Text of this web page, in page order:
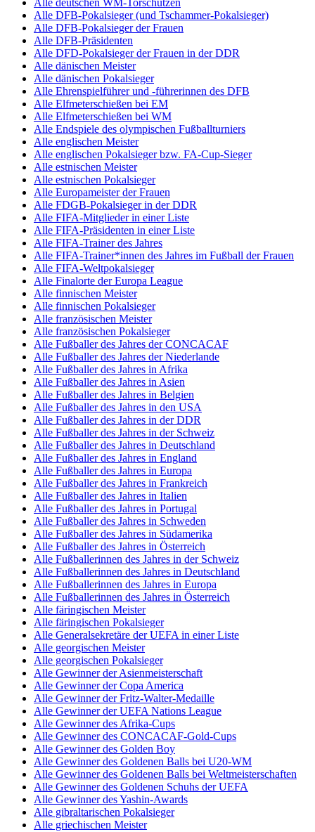
Alle DFB-Pokalsieger (und Tschammer-Pokalsieger)
Alle DFB-Pokalsieger der Frauen
Alle DFB-Präsidenten
Alle DFD-Pokalsieger der Frauen in der DDR
Alle dänischen Meister
Alle dänischen Pokalsieger
Alle Ehrenspielführer und -führerinnen des DFB
Alle Elfmeterschießen bei EM
Alle Elfmeterschießen bei WM
Alle Endspiele des olympischen Fußballturniers
Alle englischen Meister
Alle englischen Pokalsieger bzw. FA-Cup-Sieger
Alle estnischen Meister
Alle estnischen Pokalsieger
Alle Europameister der Frauen
Alle FDGB-Pokalsieger in der DDR
Alle FIFA-Mitglieder in einer Liste
Alle FIFA-Präsidenten in einer Liste
Alle FIFA-Trainer des Jahres
Alle FIFA-Trainer*innen des Jahres im Fußball der Frauen
Alle FIFA-Weltpokalsieger
Alle Finalorte der Europa League
Alle finnischen Meister
Alle finnischen Pokalsieger
Alle französischen Meister
Alle französischen Pokalsieger
Alle Fußballer des Jahres der CONCACAF
Alle Fußballer des Jahres der Niederlande
Alle Fußballer des Jahres in Afrika
Alle Fußballer des Jahres in Asien
Alle Fußballer des Jahres in Belgien
Alle Fußballer des Jahres in den USA
Alle Fußballer des Jahres in der DDR
Alle Fußballer des Jahres in der Schweiz
Alle Fußballer des Jahres in Deutschland
Alle Fußballer des Jahres in England
Alle Fußballer des Jahres in Europa
Alle Fußballer des Jahres in Frankreich
Alle Fußballer des Jahres in Italien
Alle Fußballer des Jahres in Portugal
Alle Fußballer des Jahres in Schweden
Alle Fußballer des Jahres in Südamerika
Alle Fußballer des Jahres in Österreich
Alle Fußballerinnen des Jahres in der Schweiz
Alle Fußballerinnen des Jahres in Deutschland
Alle Fußballerinnen des Jahres in Europa
Alle Fußballerinnen des Jahres in Österreich
Alle färingischen Meister
Alle färingischen Pokalsieger
Alle Generalsekretäre der UEFA in einer Liste
Alle georgischen Meister
Alle georgischen Pokalsieger
Alle Gewinner der Asienmeisterschaft
Alle Gewinner der Copa America
Alle Gewinner der Fritz-Walter-Medaille
Alle Gewinner der UEFA Nations League
Alle Gewinner des Afrika-Cups
Alle Gewinner des CONCACAF-Gold-Cups
Alle Gewinner des Golden Boy
Alle Gewinner des Goldenen Balls bei U20-WM
Alle Gewinner des Goldenen Balls bei Weltmeisterschaften
Alle Gewinner des Goldenen Schuhs der UEFA
Alle Gewinner des Yashin-Awards
Alle gibraltarischen Pokalsieger
Alle griechischen Meister